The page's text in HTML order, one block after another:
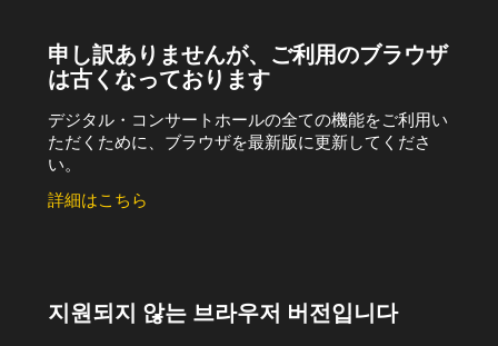
申し訳ありませんが、ご利用のブラウザ
は古くなっております
デジタル・コンサートホールの全ての機能をご利用い
ただくために、ブラウザを最新版に更新してくださ
い。
詳細はこちら
지원되지 않는 브라우저 버전입니다